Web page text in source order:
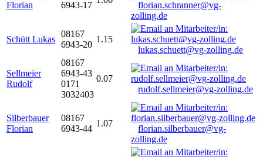
Florian
6943-17
florian.schranner@vg-
zolling.de
Schütt Lukas
08167
6943-20
1.15
lukas.schuett@vg-zolling.de
Sellmeier
Rudolf
08167
6943-43
0171
3032403
0.07
rudolf.sellmeier@vg-zolling.de
Silberbauer
Florian
08167
6943-44
1.07
florian.silberbauer@vg-
zolling.de